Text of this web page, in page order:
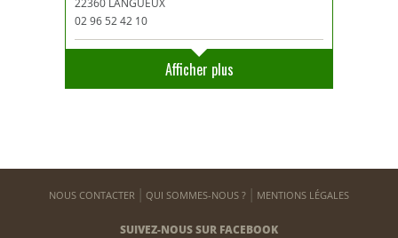
22360 LANGUEUX
02 96 52 42 10
Afficher plus
NOUS CONTACTER QUI SOMMES-NOUS ? MENTIONS LÉGALES
SUIVEZ-NOUS SUR FACEBOOK